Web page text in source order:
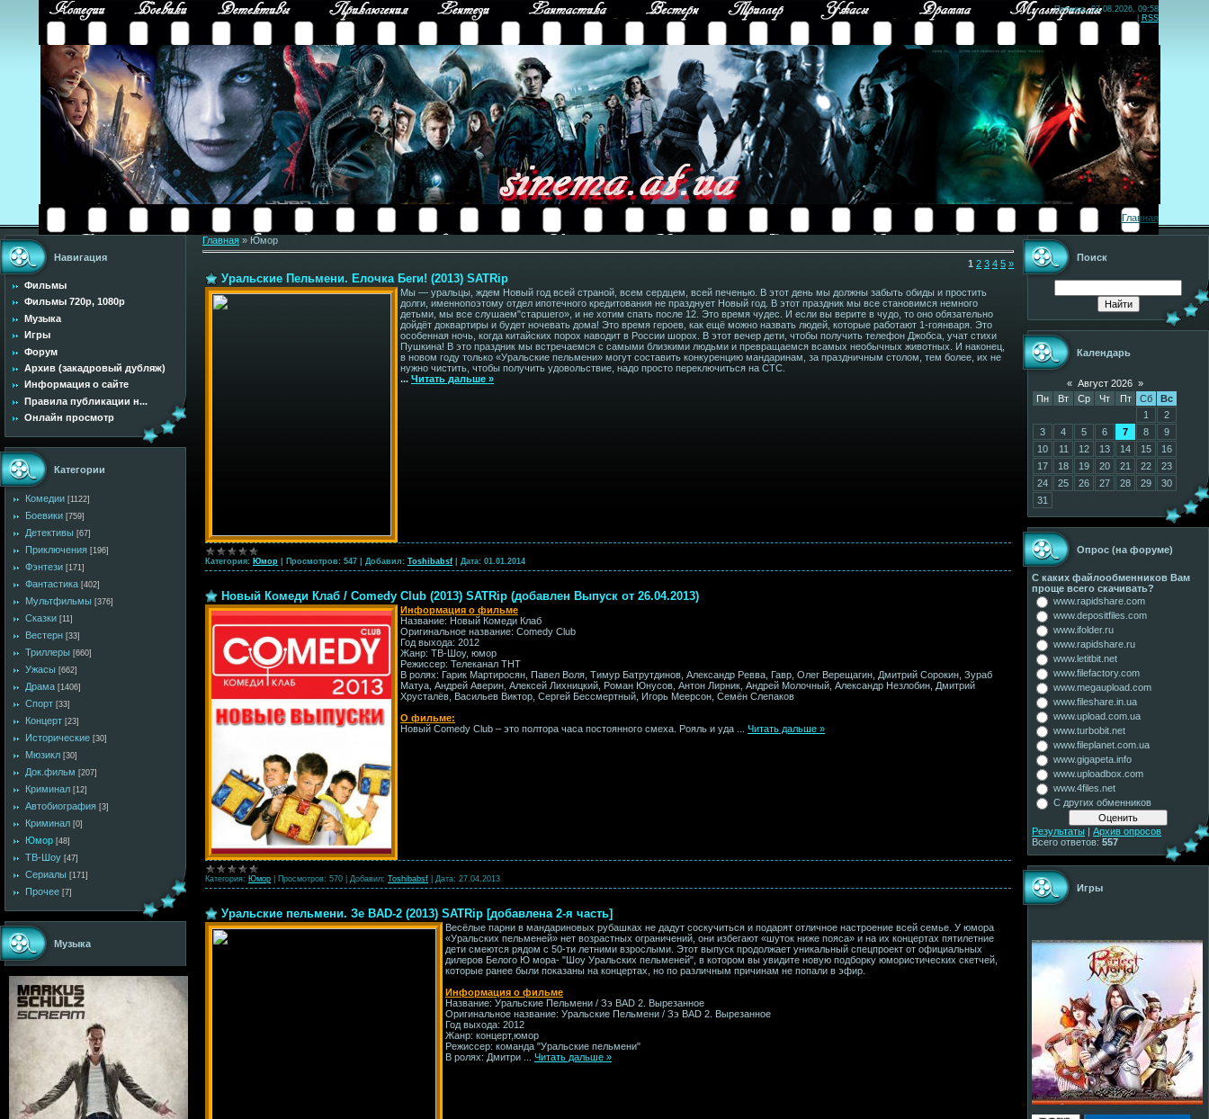
Пятница, 07.08.2026, 09:58
RSS
Главная
Навигация
Фильмы
Фильмы 720p, 1080p
Музыка
Игры
Форум
Архив (закадровый дубляж)
Информация о сайте
Правила публикации н...
Онлайн просмотр
Категории
Комедии [1122]
Боевики [759]
Детективы [67]
Приключения [196]
Фэнтези [171]
Фантастика [402]
Мультфильмы [376]
Сказки [11]
Вестерн [33]
Триллеры [660]
Ужасы [662]
Драма [1406]
Спорт [33]
Концерт [23]
Исторические [30]
Мюзикл [30]
Док.фильм [207]
Криминал [12]
Автобиография [3]
Криминал [0]
Юмор [48]
ТВ-Шоу [47]
Сериалы [171]
Прочее [7]
Музыка
Главная » Юмор
1 2 3 4 5 »
Уральские Пельмени. Елочка Беги! (2013) SATRip
Мы — уральцы, ждем Новый год всей страной, всем сердцем, всей печенью. В этот день мы должны забыть обиды и простить
долги, именнопоэтому отдел ипотечного кредитования не празднует Новый год. В этот праздник мы все становимся немного
детьми, мы все слушаем"старшего», и не хотим спать после 12. Это время чудес. И если вы верите в чудо, то оно обязательно
дойдёт доквартиры и будет ночевать дома! Это время героев, как ещё можно назвать людей, которые работают 1-гоянваря. Это
особенная ночь, когда китайских порох наводит в России шорох. В этот вечер дети, чтобы получить телефон Джобса, учат стихи
Пушкина! В это праздник мы встречаемся с самыми близкими людьми и превращаемся всамых необычных животных. И наконец,
в новом году только «Уральские пельмени» могут составить конкуренцию мандаринам, за праздничным столом, тем более, их не
нужно чистить, чтобы получить удовольствие, надо просто переключиться на СТС.
... Читать дальше »
Категория: Юмор Просмотров: 547 Добавил: Toshibabsf Дата: 01.01.2014
Новый Комеди Клаб / Comedy Club (2013) SATRip (добавлен Выпуск от 26.04.2013)
Информация о фильме
Название: Новый Комеди Клаб
Оригинальное название: Comedy Club
Год выхода: 2012
Жанр: ТВ-Шоу, юмор
Режиссер: Телеканал ТНТ
В ролях: Гарик Мартиросян, Павел Воля, Тимур Батрутдинов, Александр Ревва, Гавр, Олег Верещагин, Дмитрий Сорокин, Зураб
Матуa, Андрей Аверин, Алексей Лихницкий, Роман Юнусов, Антон Лирник, Андрей Молочный, Александр Незлобин, Дмитрий
Хрусталёв, Васильев Виктор, Сергей Бессмертный, Игорь Меерсон, Семён Слепаков
О фильме:
Новый Comedy Club – это полтора часа постоянного смеха. Рояль и уда
Читать дальше »
Категория: Юмор Просмотров: 570 Добавил: Toshibabsf Дата: 27.04.2013
Уральские пельмени. Зе BAD-2 (2013) SATRip [добавлена 2-я часть]
Весёлые парни в мандариновых рубашках не дадут соскучиться и подарят отличное настроение всей семье. У юмора
«Уральских пельменей» нет возрастных ограничений, они избегают «шуток ниже пояса» и на их концертах пятилетние
дети смеются рядом с 50-ти летними взрослыми. Этот выпуск продолжает уникальный спецпроект от официальных
дилеров Белого Ю мора- "Шоу Уральских пельменей", в котором вы увидите новую подборку юмористических скетчей,
которые ранее были показаны на концертах, но по различным причинам не попали в эфир.
Информация о фильме
Название: Уральские Пельмени / Зэ BAD 2. Вырезанное
Оригинальное название: Уральские Пельмени / Зэ BAD 2. Вырезанное
Год выхода: 2012
Жанр: концерт,юмор
Режиссер: команда "Уральские пельмени"
В ролях: Дмитри
Читать дальше »
Поиск
Календарь
« Август 2026 »
Пн
Вт Ср Чт Пт Сб
Вс
1
2
3
4 5 6 7 8
9
10
11 12 13 14 15
16
17
18 19 20 21 22
23
24
25 26 27 28 29
30
31
Опрос (на форуме)
С каких файлообменников Вам
проще всего скачивать?
www.rapidshare.com
www.depositfiles.com
www.ifolder.ru
www.rapidshare.ru
www.letitbit.net
www.filefactory.com
www.megaupload.com
www.fileshare.in.ua
www.upload.com.ua
www.turbobit.net
www.fileplanet.com.ua
www.gigapeta.info
www.uploadbox.com
www.4files.net
С других обменников
Результаты | Архив опросов
Всего ответов: 557
Игры